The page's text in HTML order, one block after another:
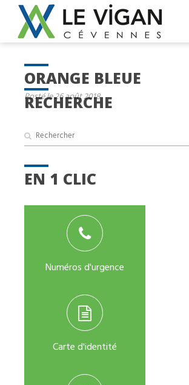
RECHERCHE
EN 1 CLIC
Numéros d'urgence
Carte d'identité
ORANGE BLEUE
Posté le 26 août 2018